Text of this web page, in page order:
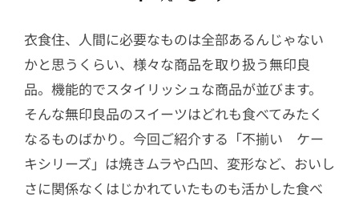
衣食住、人間に必要なものは全部あるんじゃない
かと思うくらい、様々な商品を取り扱う無印良
品。機能的でスタイリッシュな商品が並びます。
そんな無印良品のスイーツはどれも食べてみたく
なるものばかり。今回ご紹介する「不揃い ケー
キシリーズ」は焼きムラや凸凹、変形など、おいし
さに関係なくはじかれていたものも活かした食べ